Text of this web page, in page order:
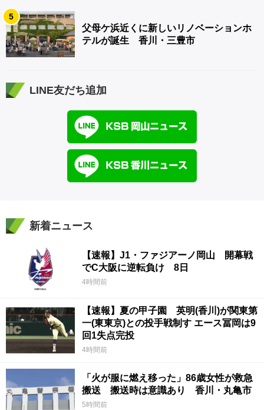
5
父母ケ浜近くに新しいリノベーションホ
テルが誕生 香川・三豊市
LINE友だち追加
新着ニュース
【速報】J1・ファジアーノ岡山 開幕戦
でC大阪に逆転負け 8日
4時間前
【速報】夏の甲子園 英明(香川)が関東第
一(東東京)との投手戦制す エース冨岡は9
回1失点完投
4時間前
「火が服に燃え移った」86歳女性が救急
搬送 搬送時は意識あり 香川・丸亀市
5時間前